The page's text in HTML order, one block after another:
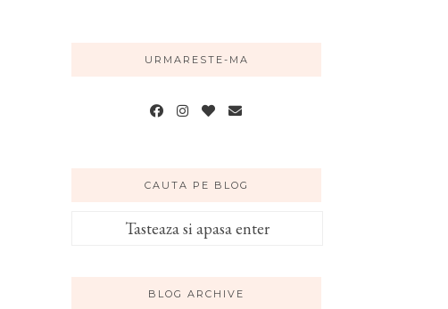
URMARESTE-MA
CAUTA PE BLOG
BLOG ARCHIVE